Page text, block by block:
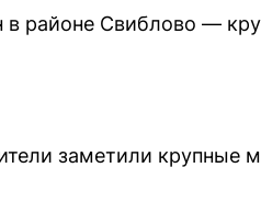
в районе Свиблово —
заметили крупные